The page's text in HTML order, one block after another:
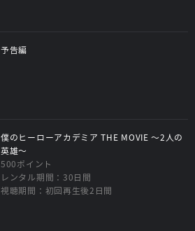
予告編
僕のヒーローアカデミア THE MOVIE ～2人の
英雄～
500ポイント
レンタル期間：30日間
視聴期間：初回再生後2日間